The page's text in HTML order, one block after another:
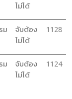
ไม่ได้
ม
จับต้อง
ไม่ได้
1128
ม
จับต้อง
ไม่ได้
1124